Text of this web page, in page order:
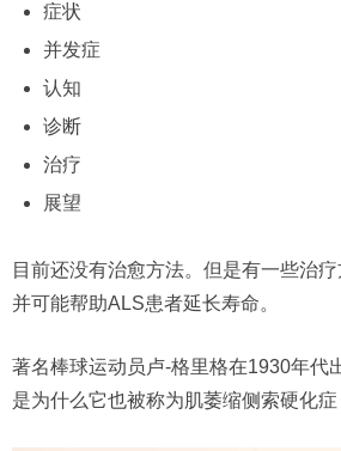
症状
并发症
认知
诊断
治疗
展望
目前还没有治愈方法。但是有一些治疗
并可能帮助ALS患者延长寿命。
著名棒球运动员卢-格里格在1930年代
是为什么它也被称为肌萎缩侧索硬化症